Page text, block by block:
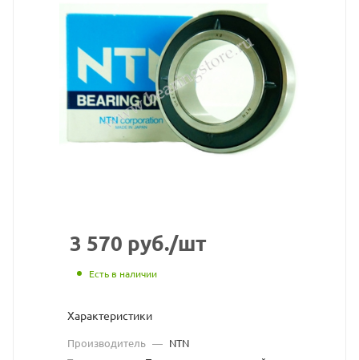
подшипник
NTN
взят
с
сайта
https://
без
разрешения
сайта
3 570 руб./шт
Есть в наличии
Характеристики
Производитель — NTN